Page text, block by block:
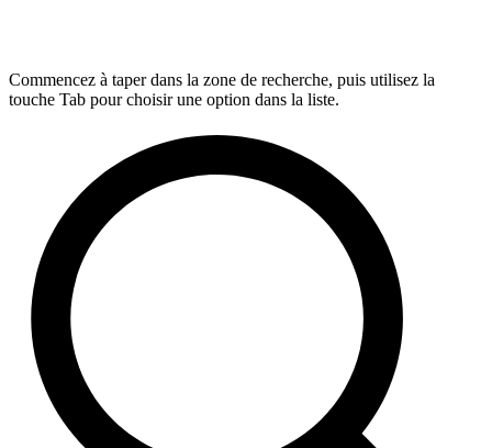
Commencez à taper dans la zone de recherche, puis utilisez la
touche Tab pour choisir une option dans la liste.